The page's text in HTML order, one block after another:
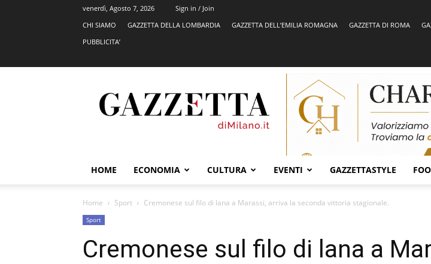
venerdì, Agosto 7, 2026
Sign in / Join
CHI SIAMO
GAZZETTA DELLA LOMBARDIA GAZZETTA DELL’EMILIA ROMAGNA GAZZETTA DI ROMA
PUBBLICITA’
HOME ECONOMIA CULTURA EVENTI GAZZETTASTYLE
Home Sport Cremonese sul filo di lana a Marassi, arriva la seconda vittoria stagionale.
Sport
Cremonese sul filo di lana a